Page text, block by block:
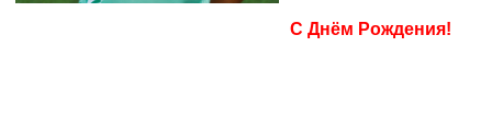
С Днём Рождения!